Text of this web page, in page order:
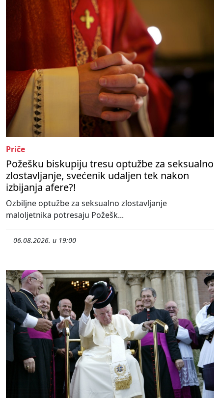
Priče
Požešku biskupiju tresu optužbe za seksualno
zlostavljanje, svećenik udaljen tek nakon
izbijanja afere?!
Ozbiljne optužbe za seksualno zlostavljanje
maloljetnika potresaju Požešk...
06.08.2026. u 19:00